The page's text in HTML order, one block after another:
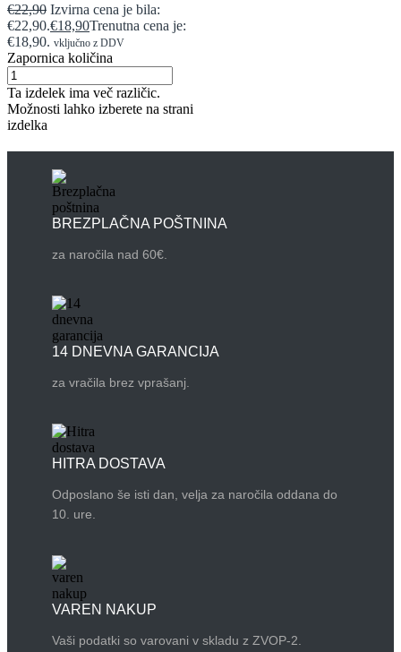
€22,90 Izvirna cena je bila:
€22,90.€18,90Trenutna cena je:
€18,90. vključno z DDV
Zapornica količina
Ta izdelek ima več različic.
Možnosti lahko izberete na strani
izdelka
BREZPLAČNA POŠTNINA
za naročila nad 60€.
14 DNEVNA GARANCIJA
za vračila brez vprašanj.
HITRA DOSTAVA
Odposlano še isti dan, velja za naročila oddana do
10. ure.
VAREN NAKUP
Vaši podatki so varovani v skladu z ZVOP-2.